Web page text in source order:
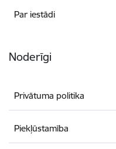
Par iestādi
Noderīgi
Privātuma politika
Piekļūstamība